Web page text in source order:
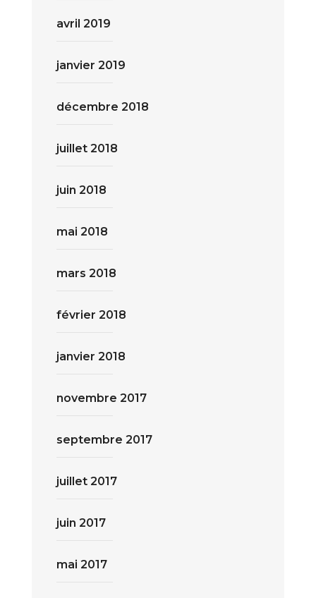
avril 2019
janvier 2019
décembre 2018
juillet 2018
juin 2018
mai 2018
mars 2018
février 2018
janvier 2018
novembre 2017
septembre 2017
juillet 2017
juin 2017
mai 2017